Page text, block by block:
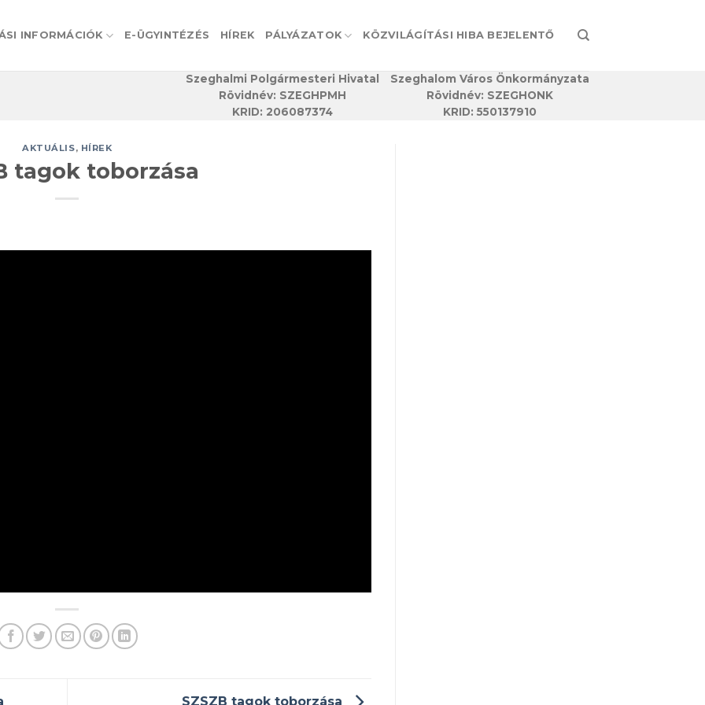
INFORMÁCIÓK E-ÜGYINTÉZÉS HÍREK PÁLYÁZATOK KÖZVILÁGÍTÁSI HIBA BEJELENTŐ
Szeghalmi Polgármesteri Hivatal
Rövidnév: SZEGHPMH
KRID: 206087374
Szeghalom Város Önkormányzata
Rövidnév: SZEGHONK
KRID: 550137910
AKTUÁLIS, HÍREK
tagok toborzása